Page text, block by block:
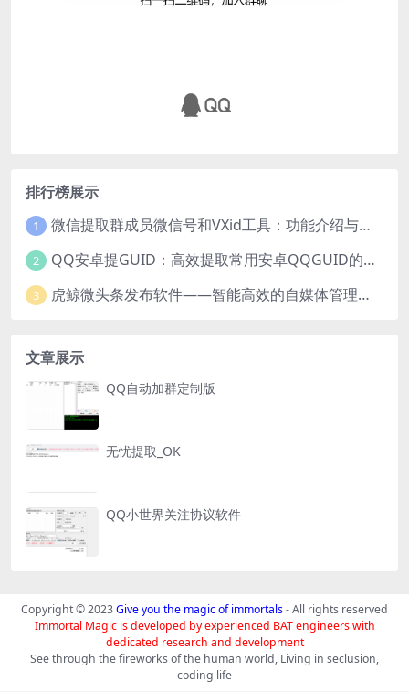
排行榜展示
1 微信提取群成员微信号和VXid工具：功能介绍与使用指南
2 QQ安卓提GUID：高效提取常用安卓QQGUID的新工具
3 虎鲸微头条发布软件——智能高效的自媒体管理工具
文章展示
QQ自动加群定制版
无忧提取_OK
QQ小世界关注协议软件
Copyright © 2023Give you the magic of immortals- All rights reserved
Immortal Magic is developed by experienced BAT engineers with
dedicated research and development
See through the fireworks of the human world, Living in seclusion,
coding life